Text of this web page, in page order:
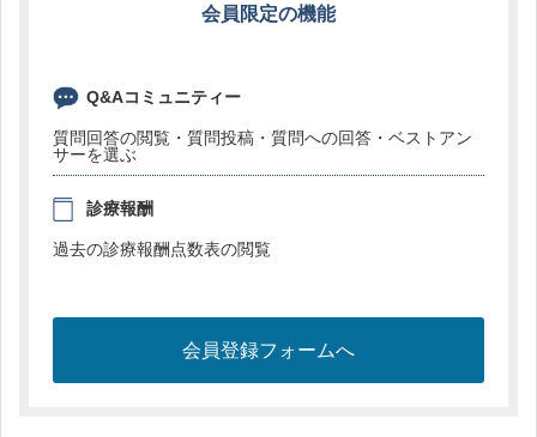
会員限定の機能
Q&Aコミュニティー
質問回答の閲覧・質問投稿・質問への回答・ベストアン
サーを選ぶ
診療報酬
過去の診療報酬点数表の閲覧
会員登録フォームへ